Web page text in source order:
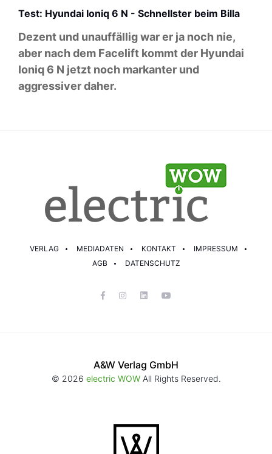
Test: Hyundai Ioniq 6 N - Schnellster beim Billa
Dezent und unauffällig war er ja noch nie,
aber nach dem Facelift kommt der Hyundai
Ioniq 6 N jetzt noch markanter und
aggressiver daher.
VERLAG MEDIADATEN KONTAKT
IMPRESSUM
AGB
DATENSCHUTZ
A&W Verlag GmbH
© 2026 electric WOWAll Rights Reserved.